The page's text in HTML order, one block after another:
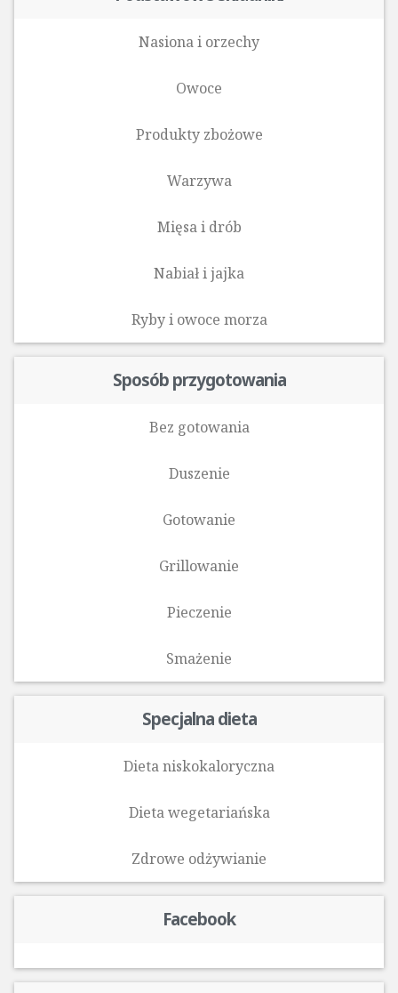
Nasiona i orzechy
Owoce
Produkty zbożowe
Warzywa
Mięsa i drób
Nabiał i jajka
Ryby i owoce morza‎
Sposób przygotowania
Bez gotowania
Duszenie
Gotowanie
Grillowanie
Pieczenie
Smażenie
Specjalna dieta
Dieta niskokaloryczna
Dieta wegetariańska
Zdrowe odżywianie
Facebook